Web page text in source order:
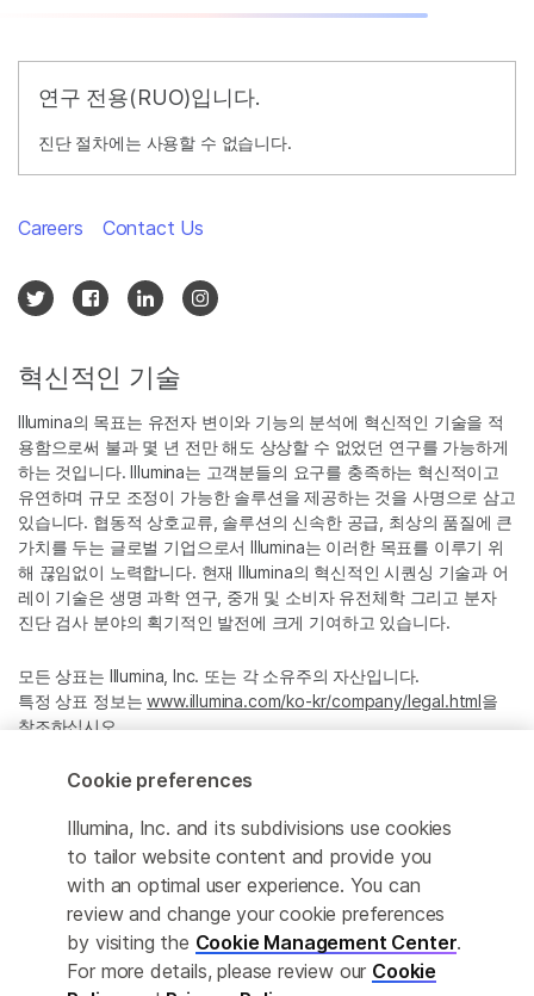
연구 전용(RUO)입니다.
진단 절차에는 사용할 수 없습니다.
혁신적인 기술
Illumina의 목표는 유전자 변이와 기능의 분석에 혁신적인 기술을 적
용함으로써 불과 몇 년 전만 해도 상상할 수 없었던 연구를 가능하게
하는 것입니다. Illumina는 고객분들의 요구를 충족하는 혁신적이고
유연하며 규모 조정이 가능한 솔루션을 제공하는 것을 사명으로 삼고
있습니다. 협동적 상호교류, 솔루션의 신속한 공급, 최상의 품질에 큰
가치를 두는 글로벌 기업으로서 Illumina는 이러한 목표를 이루기 위
해 끊임없이 노력합니다. 현재 Illumina의 혁신적인 시퀀싱 기술과 어
레이 기술은 생명 과학 연구, 중개 및 소비자 유전체학 그리고 분자
진단 검사 분야의 획기적인 발전에 크게 기여하고 있습니다.
모든 상표는 Illumina, Inc. 또는 각 소유주의 자산입니다.
특정 상표 정보는www.illumina.com/ko-kr/company/legal.html을
참조하십시오.
Privacy Policy
Careers Contact Us
© 2026 Illumina, Inc. All rights reserved.
Cookie preferences
Illumina, Inc. and its subdivisions use cookies
to tailor website content and provide you
with an optimal user experience. You can
review and change your cookie preferences
by visiting the Cookie Management Center.
For more details, please review our Cookie